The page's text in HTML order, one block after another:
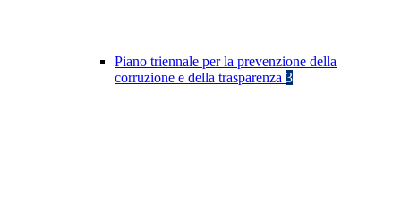
Piano triennale per la prevenzione della
corruzione e della trasparenza 3